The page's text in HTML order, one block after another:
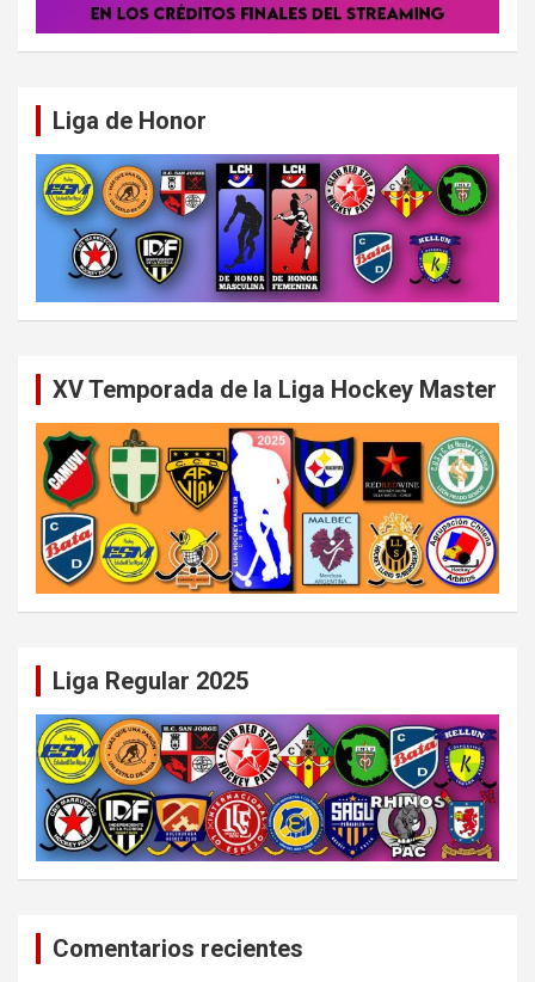
Liga de Honor
XV Temporada de la Liga Hockey Master
Liga Regular 2025
Comentarios recientes